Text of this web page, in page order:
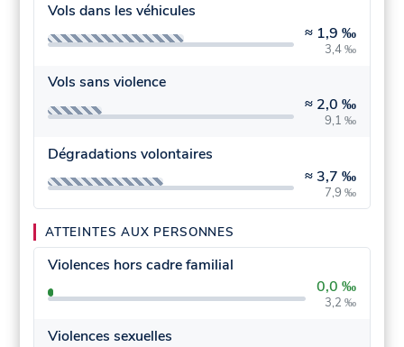
Vols dans les véhicules
≈ 1,9 ‰
3,4 ‰
Vols sans violence
≈ 2,0 ‰
9,1 ‰
Dégradations volontaires
≈ 3,7 ‰
7,9 ‰
ATTEINTES AUX PERSONNES
Violences hors cadre familial
0,0 ‰
3,2 ‰
Violences sexuelles